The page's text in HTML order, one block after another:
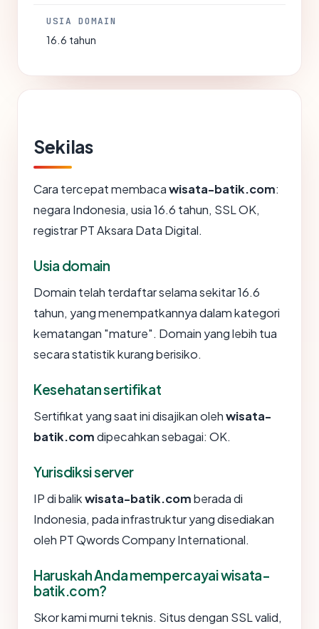
USIA DOMAIN
16.6 tahun
Sekilas
Cara tercepat membacawisata-batik.com:
negara Indonesia, usia 16.6 tahun, SSL OK,
registrar PT Aksara Data Digital.
Usia domain
Domain telah terdaftar selama sekitar 16.6
tahun, yang menempatkannya dalam kategori
kematangan "mature". Domain yang lebih tua
secara statistik kurang berisiko.
Kesehatan sertifikat
Sertifikat yang saat ini disajikan olehwisata-
batik.comdipecahkan sebagai: OK.
Yurisdiksi server
IP di balikwisata-batik.comberada di
Indonesia, pada infrastruktur yang disediakan
oleh PT Qwords Company International.
Haruskah Anda mempercayai wisata-
batik.com?
Skor kami murni teknis. Situs dengan SSL valid,